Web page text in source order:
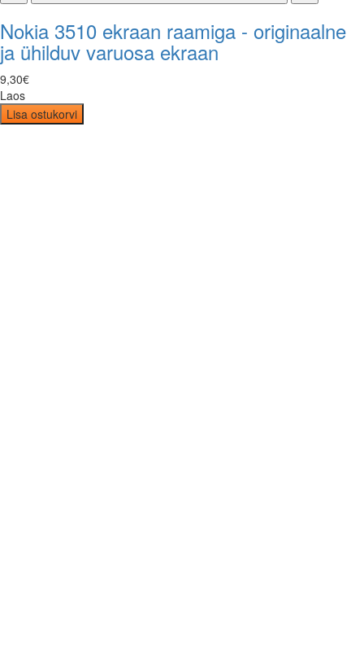
Nokia 3510 ekraan raamiga - originaalne
ja ühilduv varuosa ekraan
9,30€
Laos
Lisa ostukorvi